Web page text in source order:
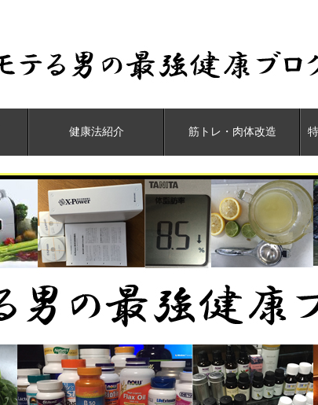
健康法紹介 筋トレ・肉体改造